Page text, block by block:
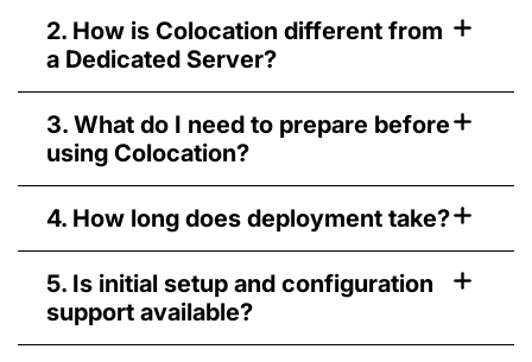
2. How is Colocation different from
a Dedicated Server?
3. What do I need to prepare before
using Colocation?
4. How long does deployment take?
5. Is initial setup and configuration
support available?